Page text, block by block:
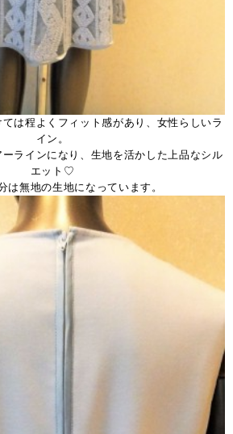
は程よくフィット感があり、女性らしいラ
イン。
ラインになり、生地を活かした上品なシル
エット♡
は無地の生地になっています。